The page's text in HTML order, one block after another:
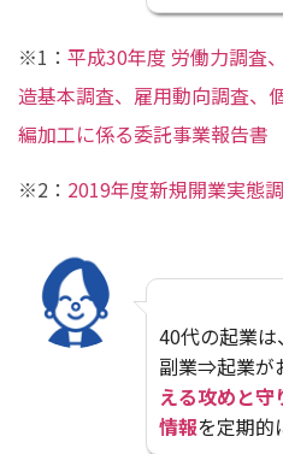
※1： 平成30年度 労働力調査
造基本調査、雇用動向調査、
編加工に係る委託事業報告書
※2： 2019年度新規開業実態
40代の起業
副業⇒起業が
える攻めと
情報を定期的